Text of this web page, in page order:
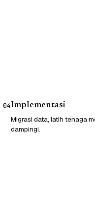
04Implementasi
Migrasi data, latih tenaga
dampingi.